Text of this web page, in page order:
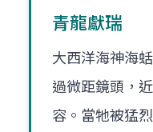
青龍獻瑞
大西洋海神海
過微距鏡頭，
容。當牠被猛